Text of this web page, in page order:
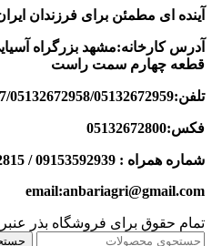
آینده ای مطمئن برای فرزندان
آدرس کارخانه:مشهد بزرگراه
قطعه چهارم سمت راست
تلفن:05132672957/05132672958/05132672959
فکس:05132672800
شماره همراه : 09153592939 / 09128602815/ 09151824378
email:anbariagri@gmail.com
تمام حقوق برای فروشگاه بذر